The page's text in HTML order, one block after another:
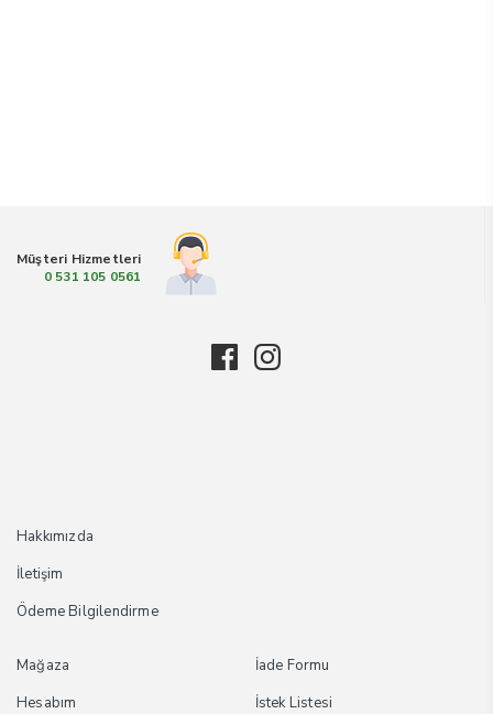
Müşteri Hizmetleri
0 531 105 0561
Hakkımızda
İletişim
Ödeme Bilgilendirme
Mağaza
Hesabım
İade Formu
İstek Listesi